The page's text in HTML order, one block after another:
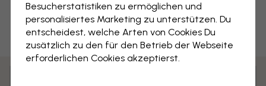
Löwenzahnhimmel II
Besucherstatistiken zu ermöglichen und
personalisiertes Marketing zu unterstützen. Du
entscheidest, welche Arten von Cookies Du
zusätzlich zu den für den Betrieb der Webseite
erforderlichen Cookies akzeptierst.